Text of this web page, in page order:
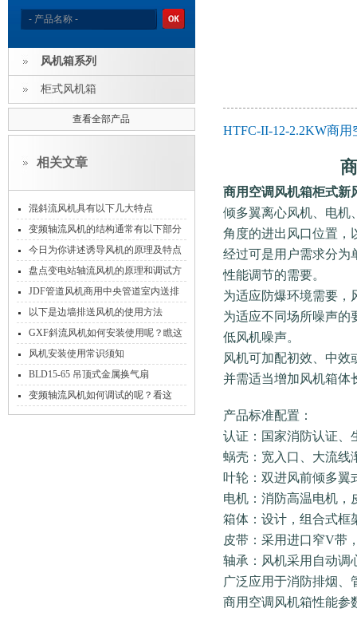
风机箱系列
柜式风机箱
查看全部产品
相关文章
混斜流风机具有以下几大特点
变频轴流风机的结构通常有以下部分
组成
今日为你讲述诱导风机的原理及特点
盘点变电站轴流风机的原理和调试方
法
JDF管道风机商用中央管道室内送排
风
以下是边墙排送风机的使用方法
GXF斜流风机如何安装使用呢？瞧这
里！
风机安装使用常识须知
BLD15-65 吊顶式金属换气扇
变频轴流风机如何调试的呢？看这
里！
HTFC-II-12-2.2KW商
商用空调风机箱柜式新
倾多翼离心风机、电机
角度的进出风口位置，
经过可是用户需求分为
性能调节的需要。
为适应防爆环境需要，
为适应不同场所噪声的
低风机噪声。
风机可加配初效、中效
并需适当增加风机箱体
产品标准配置：
认证：国家消防认证、
蜗壳：宽入口、大流线
叶轮：双进风前倾多翼
电机：消防高温电机，
箱体：设计，组合式框
皮带：采用进口窄V带
轴承：风机采用自动调
广泛应用于消防排烟、
商用空调风机箱性能参